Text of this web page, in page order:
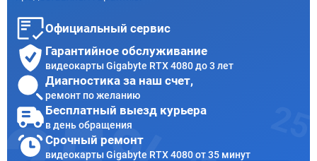
Официальный сервис
Гарантийное обслуживание
видеокарты Gigabyte RTX 4080 до 3 лет
Диагностика за наш счет,
ремонт по желанию
Бесплатный выезд курьера
в день обращения
Срочный ремонт
видеокарты Gigabyte RTX 4080 от 35 минут